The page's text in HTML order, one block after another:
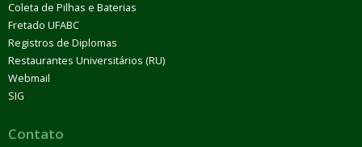
Coleta de Pilhas e Baterias
Fretado UFABC
Registros de Diplomas
Restaurantes Universitários (RU)
Webmail
SIG
Contato